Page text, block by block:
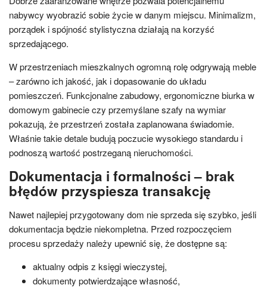
nabywcy wyobrazić sobie życie w danym miejscu. Minimalizm,
porządek i spójność stylistyczna działają na korzyść
sprzedającego.
W przestrzeniach mieszkalnych ogromną rolę odgrywają meble
– zarówno ich jakość, jak i dopasowanie do układu
pomieszczeń. Funkcjonalne zabudowy, ergonomiczne biurka w
domowym gabinecie czy przemyślane szafy na wymiar
pokazują, że przestrzeń została zaplanowana świadomie.
Właśnie takie detale budują poczucie wysokiego standardu i
podnoszą wartość postrzeganą nieruchomości.
Dokumentacja i formalności – brak
błędów przyspiesza transakcję
Nawet najlepiej przygotowany dom nie sprzeda się szybko, jeśli
dokumentacja będzie niekompletna. Przed rozpoczęciem
procesu sprzedaży należy upewnić się, że dostępne są:
aktualny odpis z księgi wieczystej,
dokumenty potwierdzające własność,